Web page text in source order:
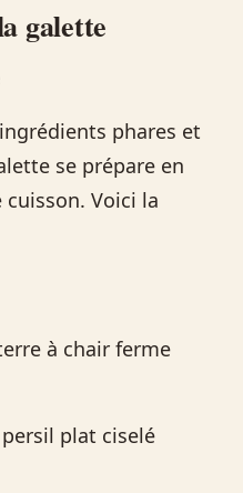
galette
phares et
se prépare en
Voici la
à chair ferme
plat ciselé